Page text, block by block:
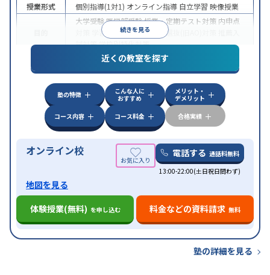
続きを見る
授業形式
個別指導(1対1) オンライン指導 自立学習 映像授業
大学受験医学部受験授業・定期テスト対策 内申点
学習習慣の定着 総合型選抜(旧AO)対策
試対策学校別特化対策
特徴
中高一貫校生に対応授業の振替可能
学習にPC・タブレットを利用オンライン対応1
科目から受講可能
近くの教室を探す
塾の特徴
こんな人に
おすすめ
メリット・
デメリット
コース内容
コース料金 合格実績
オンライン校 電話する 通話料無料
13:00-22:00(土日祝日問わず)
地図を見る
体験授業(無料) を申し込む 料金などの資料請求 無料
塾の詳細を見る